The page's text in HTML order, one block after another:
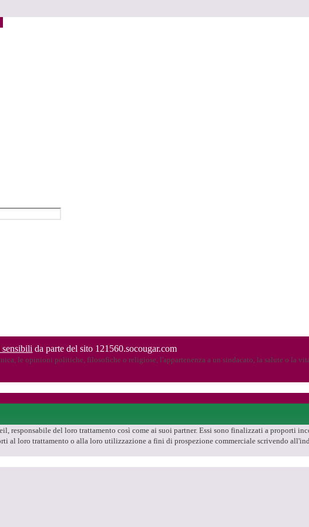
sensibili da parte del sito 121560.socougar.com
le opinioni politiche, filosofiche o religiose, l'appartenenza a un sindacato, la salute o la
responsabile del loro trattamento così come ai suoi partner. Essi sono finalizzati a proporti
al loro trattamento o alla loro utilizzazione a fini di prospezione commerciale scrivendo